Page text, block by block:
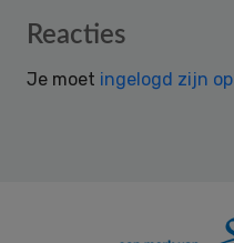
Reader
Reacties
Je moet ingelogd zijn op